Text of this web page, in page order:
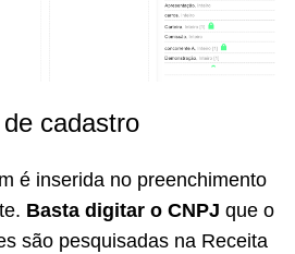
cadastro
é inserida no preenchimento
Basta digitar o CNPJ que o
são pesquisadas na Receita